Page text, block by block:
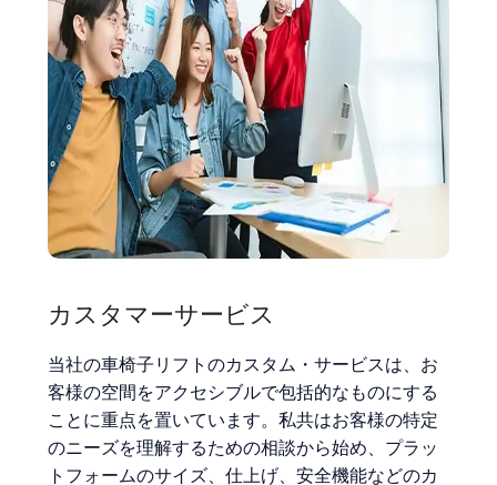
カスタマーサービス
当社の車椅子リフトのカスタム・サービスは、お
客様の空間をアクセシブルで包括的なものにする
ことに重点を置いています。私共はお客様の特定
のニーズを理解するための相談から始め、プラッ
トフォームのサイズ、仕上げ、安全機能などのカ